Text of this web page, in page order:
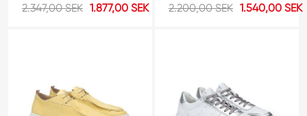
2.347,00 SEK 1.877,00 SEK 2.200,00 SEK 1.540,00 SEK